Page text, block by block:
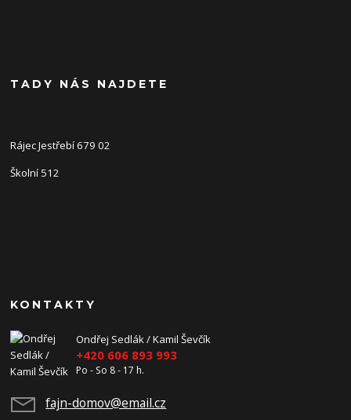
TADY NÁS NAJDETE
Rájec Jestřebí 679 02
Školní 512
KONTAKTY
Ondřej Sedlák / Kamil Ševčík
+420 606 893 993
Po - So 8 - 17 h.
fajn-domov@email.cz